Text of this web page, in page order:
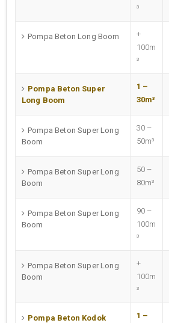
³
Pompa Beton Long Boom
+
100m
³
Pompa Beton Super
Long Boom
1 –
30m³
Pompa Beton Super Long
Boom
30 –
50m³
Pompa Beton Super Long
Boom
50 –
80m³
Pompa Beton Super Long
Boom
90 –
100m
³
Pompa Beton Super Long
Boom
+
100m
³
Pompa Beton Kodok
1 –